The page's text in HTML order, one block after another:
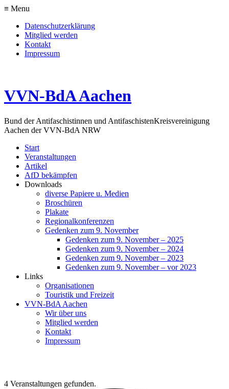
≡ Menu
Datenschutzerklärung
Mitglied werden
Kontakt
Impressum
VVN-BdA Aachen
Bund der Antifaschistinnen und AntifaschistenKreisvereinigung
Aachen der VVN-BdA NRW
Start
Veranstaltungen
Artikel
AfD bekämpfen
Downloads
diverse Papiere u. Medien
Broschüren
Plakate
Regionalkonferenzen
Gedenken zum 9. November
Gedenken zum 9. November – 2025
Gedenken zum 9. November – 2024
Gedenken zum 9. November – 2023
Gedenken zum 9. November – vor 2023
Links
Organisationen
Touristik und Freizeit
VVN-BdA Aachen
Wir über uns
Mitglied werden
Kontakt
Impressum
4 Veranstaltungen gefunden.